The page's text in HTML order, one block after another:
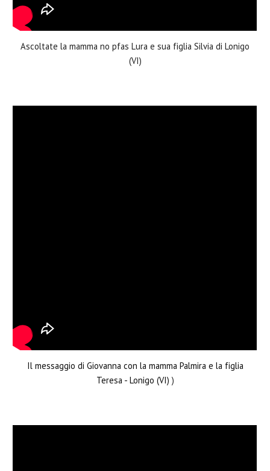
Ascoltate la mamma no pfas Lura e sua figlia Silvia di Lonigo
(VI)
Il messaggio di Giovanna con la mamma Palmira e la figlia
Teresa - Lonigo (VI) )